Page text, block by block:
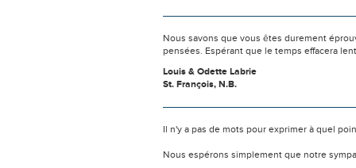
Nous savons que vous êtes durement
pensées. Espérant que le temps effacera
Louis & Odette Labrie
St. François, N.B.
Il n'y a pas de mots pour exprimer à quel
Nous espérons simplement que notre